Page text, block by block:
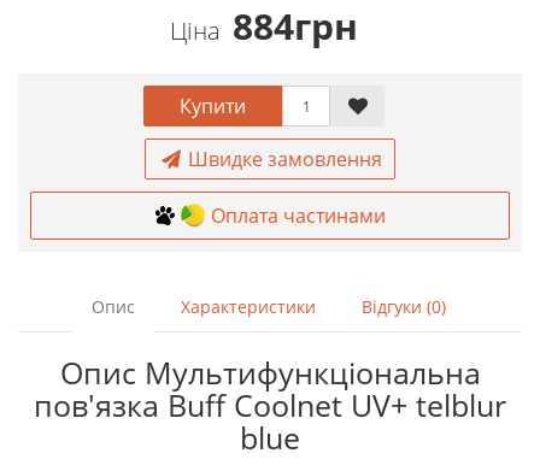
Ціна 884грн
Купити
Швидке замовлення
Оплата частинами
Опис Характеристики Відгуки (0)
Опис Мультифункціональна
пов'язка Buff Coolnet UV+ telblur
blue